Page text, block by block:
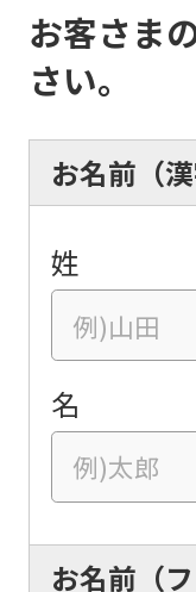
お客さま
さい。
お名前（漢
姓
名
お名前（フ